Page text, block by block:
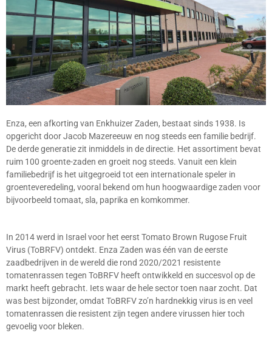
Enza, een afkorting van Enkhuizer Zaden, bestaat sinds 1938. Is
opgericht door Jacob Mazereeuw en nog steeds een familie bedrijf.
De derde generatie zit inmiddels in de directie. Het assortiment bevat
ruim 100 groente-zaden en groeit nog steeds. Vanuit een klein
familiebedrijf is het uitgegroeid tot een internationale speler in
groenteveredeling, vooral bekend om hun hoogwaardige zaden voor
bijvoorbeeld tomaat, sla, paprika en komkommer.
In 2014 werd in Israel voor het eerst Tomato Brown Rugose Fruit
Virus (ToBRFV) ontdekt. Enza Zaden was één van de eerste
zaadbedrijven in de wereld die rond 2020/2021 resistente
tomatenrassen tegen ToBRFV heeft ontwikkeld en succesvol op de
markt heeft gebracht. Iets waar de hele sector toen naar zocht. Dat
was best bijzonder, omdat ToBRFV zo’n hardnekkig virus is en veel
tomatenrassen die resistent zijn tegen andere virussen hier toch
gevoelig voor bleken.